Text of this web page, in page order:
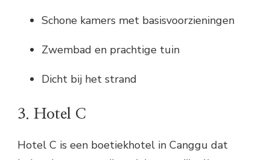
Schone kamers met basisvoorzieningen
Zwembad en prachtige tuin
Dicht bij het strand
3. Hotel C
Hotel C is een boetiekhotel in Canggu dat